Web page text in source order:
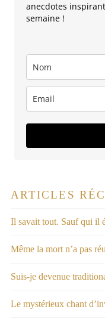
anecdotes
semaine !
ARTICLES
Il savait tout. Sauf qui il
Même la mort n’a pas
Suis-je devenue
Le mystérieux chant